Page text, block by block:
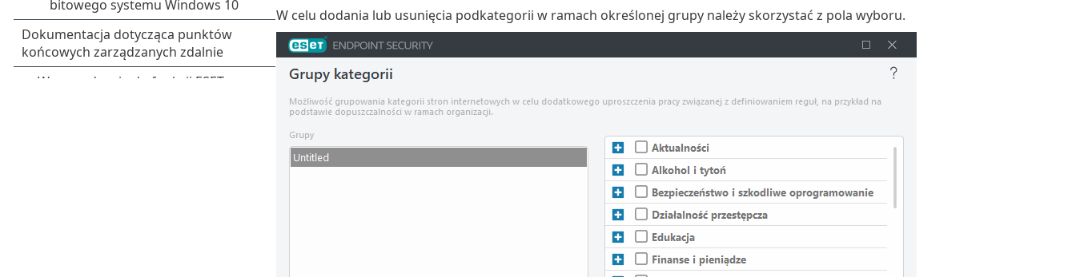
W celu dodania lub usunięcia podkategorii w ramach określonej grupy należy skorzystać z pola wyboru.